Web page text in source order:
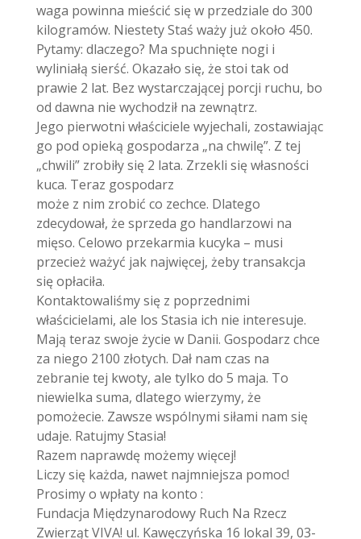
waga powinna mieścić się w przedziale do 300
kilogramów. Niestety Staś waży już około 450.
Pytamy: dlaczego? Ma spuchnięte nogi i
wyliniałą sierść. Okazało się, że stoi tak od
prawie 2 lat. Bez wystarczającej porcji ruchu, bo
od dawna nie wychodził na zewnątrz.
Jego pierwotni właściciele wyjechali, zostawiając
go pod opieką gospodarza „na chwilę”. Z tej
„chwili” zrobiły się 2 lata. Zrzekli się własności
kuca. Teraz gospodarz
może z nim zrobić co zechce. Dlatego
zdecydował, że sprzeda go handlarzowi na
mięso. Celowo przekarmia kucyka – musi
przecież ważyć jak najwięcej, żeby transakcja
się opłaciła.
Kontaktowaliśmy się z poprzednimi
właścicielami, ale los Stasia ich nie interesuje.
Mają teraz swoje życie w Danii. Gospodarz chce
za niego 2100 złotych. Dał nam czas na
zebranie tej kwoty, ale tylko do 5 maja. To
niewielka suma, dlatego wierzymy, że
pomożecie. Zawsze wspólnymi siłami nam się
udaje. Ratujmy Stasia!
Razem naprawdę możemy więcej!
Liczy się każda, nawet najmniejsza pomoc!
Prosimy o wpłaty na konto :
Fundacja Międzynarodowy Ruch Na Rzecz
Zwierząt VIVA! ul. Kawęczyńska 16 lokal 39, 03-